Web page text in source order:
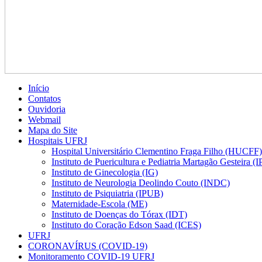
Início
Contatos
Ouvidoria
Webmail
Mapa do Site
Hospitais UFRJ
Hospital Universitário Clementino Fraga Filho (HUCFF)
Instituto de Puericultura e Pediatria Martagão Gesteira
Instituto de Ginecologia (IG)
Instituto de Neurologia Deolindo Couto (INDC)
Instituto de Psiquiatria (IPUB)
Maternidade-Escola (ME)
Instituto de Doenças do Tórax (IDT)
Instituto do Coração Edson Saad (ICES)
UFRJ
CORONAVÍRUS (COVID-19)
Monitoramento COVID-19 UFRJ